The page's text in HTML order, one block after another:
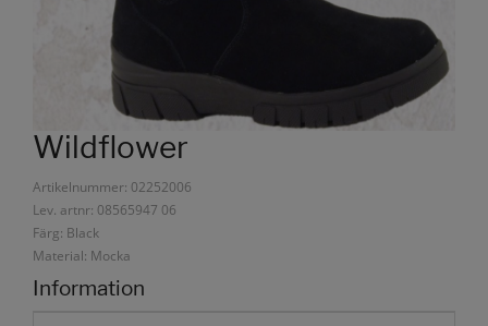
Wildflower
Artikelnummer: 02252006
Lev. artnr: 08565947 06
Färg: Black
Material: Mocka
Information